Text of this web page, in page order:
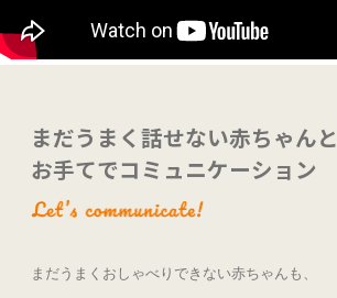
まだうまく話せない赤ちゃんと
お手てでコミュニケーション
まだうまくおしゃべりできない赤ちゃんも、